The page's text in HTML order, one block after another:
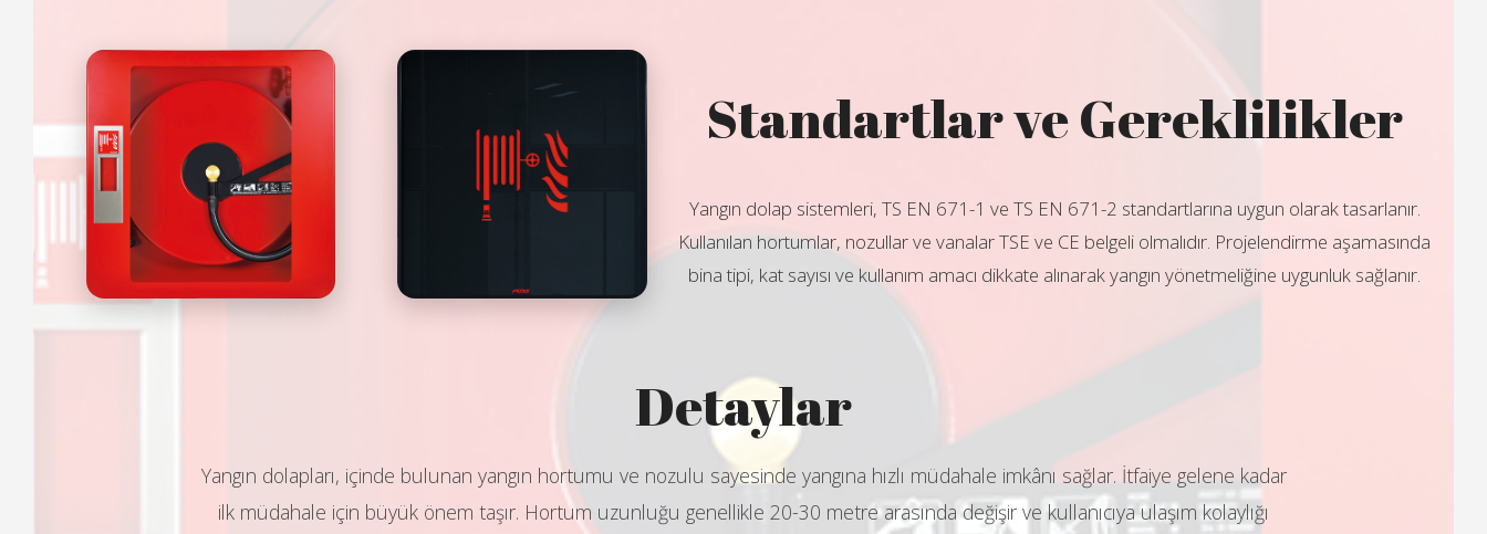
Standartlar ve Gereklilikler
Yangın dolap sistemleri, TS EN 671-1 ve TS EN 671-2 standartlarına uygun olarak tasarlanır.
Kullanılan hortumlar, nozullar ve vanalar TSE ve CE belgeli olmalıdır. Projelendirme aşamasında
bina tipi, kat sayısı ve kullanım amacı dikkate alınarak yangın yönetmeliğine uygunluk sağlanır.
Detaylar
Yangın dolapları, içinde bulunan yangın hortumu ve nozulu sayesinde yangına hızlı müdahale imkânı sağlar. İtfaiye gelene kadar
ilk müdahale için büyük önem taşır. Hortum uzunluğu genellikle 20-30 metre arasında değişir ve kullanıcıya ulaşım kolaylığı